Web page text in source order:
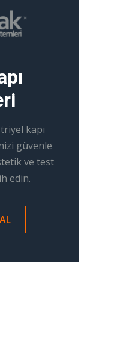
kapı
güvenle
ve test
edin.